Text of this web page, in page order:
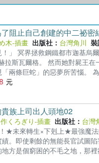
阻止自己創建的中二祕
木-插畫 出版社： 台灣角川 裝
！」 冥界拯救鋼鐵都市迦基
斯瓦爾格。 然而她對屍王
兩條巨蛇」的惡夢所苦惱。
中被逐漸捲入陰謀。 不僅如
到不夜國── ©Sty 2024
成為影之強者！》逢澤大介老
族上司出人頭地02
くろぎり-插畫 出版社： 台灣
★未來轉生×下剋上★最強魔
。即使剩餘的無能長官試圖
方是個窮困的不毛之地，那
敗至極。「您的頭……抬得好